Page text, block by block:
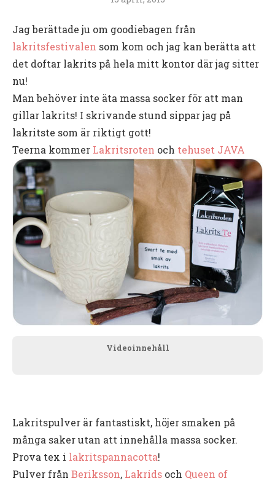
Jag berättade ju om goodiebagen från
lakritsfestivalen som kom och jag kan berätta att
det doftar lakrits på hela mitt kontor där jag sitter
nu!
Man behöver inte äta massa socker för att man
gillar lakrits! I skrivande stund sippar jag på
lakritste som är riktigt gott!
Teerna kommer Lakritsroten och tehuset JAVA
Videoinnehåll
Lakritspulver är fantastiskt, höjer smaken på
många saker utan att innehålla massa socker.
Prova tex i lakritspannacotta!
Pulver från Beriksson, Lakrids och Queen of